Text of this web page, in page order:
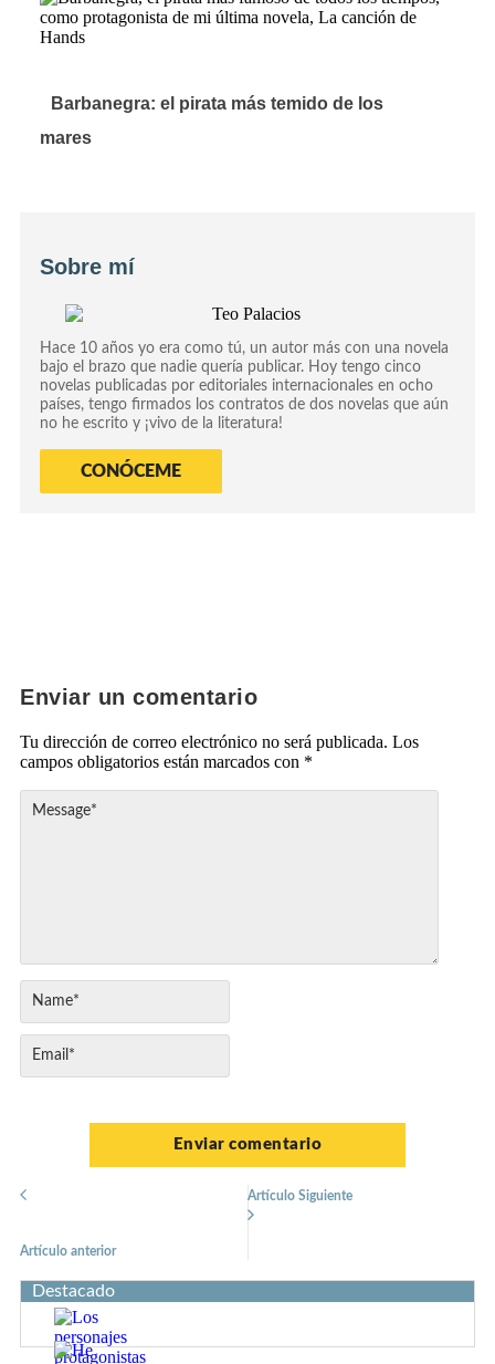
Barbanegra: el pirata más temido de los
mares
Sobre mí
Hace 10 años yo era como tú, un autor más con una novela
bajo el brazo que nadie quería publicar. Hoy tengo cinco
novelas publicadas por editoriales internacionales en ocho
países, tengo firmados los contratos de dos novelas que aún
no he escrito y ¡vivo de la literatura!
CONÓCEME
Enviar un comentario
Tu dirección de correo electrónico no será publicada. Los
campos obligatorios están marcados con *
Artículo anterior
Artículo Siguiente
Destacado